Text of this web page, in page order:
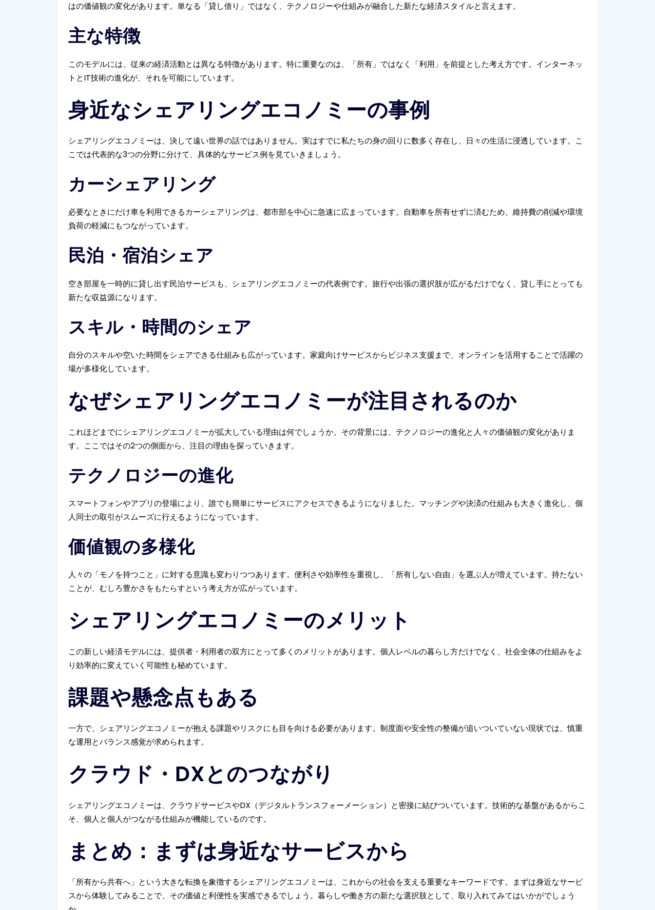
はの価値観の変化があります。単なる「貸し借り」ではなく、テクノロジーや仕組みが融合した新たな経済スタイルと言えます。
主な特徴
このモデルには、従来の経済活動とは異なる特徴があります。特に重要なのは、「所有」ではなく「利用」を前提とした考え方です。インターネッ
トとIT技術の進化が、それを可能にしています。
身近なシェアリングエコノミーの事例
シェアリングエコノミーは、決して遠い世界の話ではありません。実はすでに私たちの身の回りに数多く存在し、日々の生活に浸透しています。こ
こでは代表的な3つの分野に分けて、具体的なサービス例を見ていきましょう。
カーシェアリング
必要なときにだけ車を利用できるカーシェアリングは、都市部を中心に急速に広まっています。自動車を所有せずに済むため、維持費の削減や環境
負荷の軽減にもつながっています。
民泊・宿泊シェア
空き部屋を一時的に貸し出す民泊サービスも、シェアリングエコノミーの代表例です。旅行や出張の選択肢が広がるだけでなく、貸し手にとっても
新たな収益源になります。
スキル・時間のシェア
自分のスキルや空いた時間をシェアできる仕組みも広がっています。家庭向けサービスからビジネス支援まで、オンラインを活用することで活躍の
場が多様化しています。
なぜシェアリングエコノミーが注目されるのか
これほどまでにシェアリングエコノミーが拡大している理由は何でしょうか。その背景には、テクノロジーの進化と人々の価値観の変化がありま
す。ここではその2つの側面から、注目の理由を探っていきます。
テクノロジーの進化
スマートフォンやアプリの登場により、誰でも簡単にサービスにアクセスできるようになりました。マッチングや決済の仕組みも大きく進化し、個
人同士の取引がスムーズに行えるようになっています。
価値観の多様化
人々の「モノを持つこと」に対する意識も変わりつつあります。便利さや効率性を重視し、「所有しない自由」を選ぶ人が増えています。持たない
ことが、むしろ豊かさをもたらすという考え方が広がっています。
シェアリングエコノミーのメリット
この新しい経済モデルには、提供者・利用者の双方にとって多くのメリットがあります。個人レベルの暮らし方だけでなく、社会全体の仕組みをよ
り効率的に変えていく可能性も秘めています。
課題や懸念点もある
一方で、シェアリングエコノミーが抱える課題やリスクにも目を向ける必要があります。制度面や安全性の整備が追いついていない現状では、慎重
な運用とバランス感覚が求められます。
クラウド・DXとのつながり
シェアリングエコノミーは、クラウドサービスやDX（デジタルトランスフォーメーション）と密接に結びついています。技術的な基盤があるからこ
そ、個人と個人がつながる仕組みが機能しているのです。
まとめ：まずは身近なサービスから
「所有から共有へ」という大きな転換を象徴するシェアリングエコノミーは、これからの社会を支える重要なキーワードです。まずは身近なサービ
スから体験してみることで、その価値と利便性を実感できるでしょう。暮らしや働き方の新たな選択肢として、取り入れてみてはいかがでしょう